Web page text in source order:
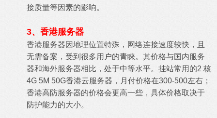
接质量等因素的影响。
3、香港服务器
香港服务器因地理位置特殊，网络连接速度较快，且
无需备案，受到很多用户的青睐。其价格与国内服务
器和海外服务器相比，处于中等水平。挂站常用的2 核
4G 5M 50G香港云服务器，月付价格在300-500左右；
香港高防服务器的价格会更高一些，具体价格取决于
防护能力的大小。